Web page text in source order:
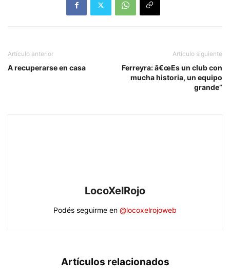
Artículo anterior
A recuperarse en casa
Artículo siguiente
Ferreyra: â€œEs un club con
mucha historia, un equipo
grande”
LocoXelRojo
Podés seguirme en @locoxelrojoweb
Artículos relacionados